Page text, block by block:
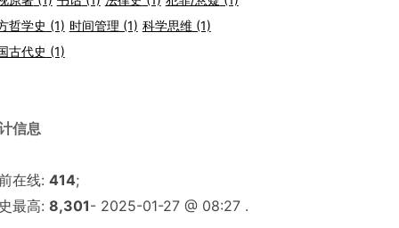
哲学史 (1) 时间管理 (1) 科学思维(1)
古代史 (1)
信息
在线: 414;
最高: 8,301- 2025-01-27 @ 08:27 .